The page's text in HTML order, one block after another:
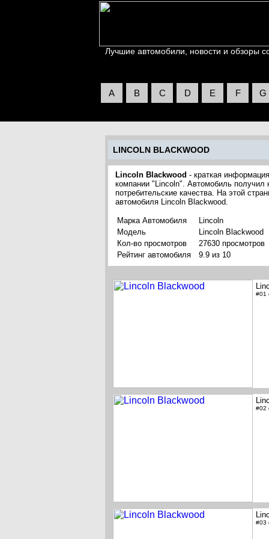
Лучшие автомобили, новости и обзоры
A B C D E F G
LINCOLN BLACKWOOD
Lincoln Blackwood - краткая
компании "Lincoln". Автомобиль получил
потребительские качества. На этой
автомобиля Lincoln Blackwood.
Марка Автомобиля
Lincoln
Модель
Lincoln Blackwood
Кол-во просмотров
27630 просмотров
Рейтинг автомобиля
9.9 из 10
#01
#02
#03